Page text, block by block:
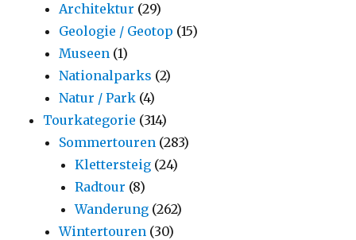
Architektur (29)
Geologie / Geotop (15)
Museen (1)
Nationalparks (2)
Natur / Park (4)
Tourkategorie (314)
Sommertouren (283)
Klettersteig (24)
Radtour (8)
Wanderung (262)
Wintertouren (30)